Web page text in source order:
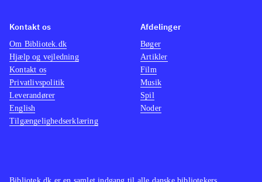
Kontakt os
Om Bibliotek.dk
Hjælp og vejledning
Kontakt os
Privatlivspolitik
Leverandører
English
Tilgængelighedserklæring
Afdelinger
Bøger
Artikler
Film
Musik
Spil
Noder